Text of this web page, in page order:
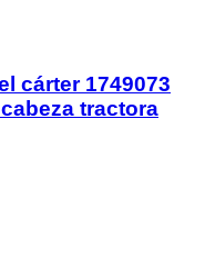
cárter 1749073
tractora